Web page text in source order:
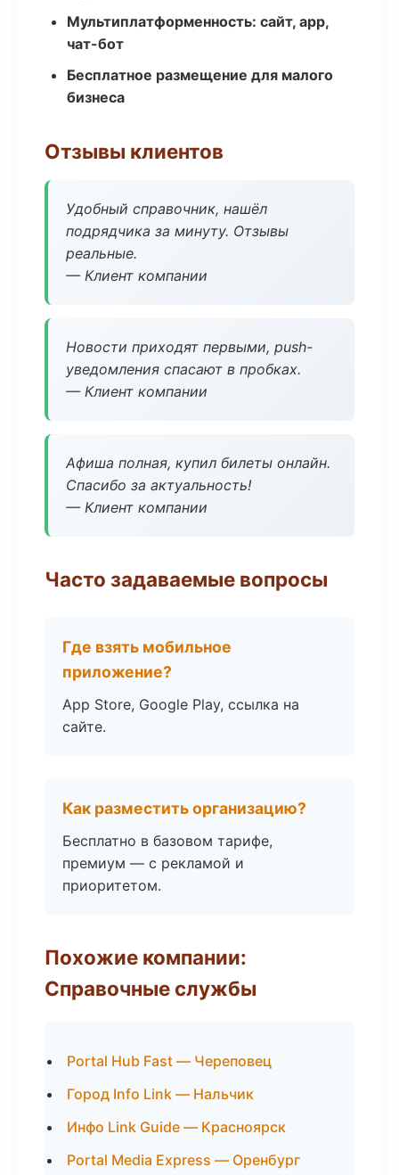
Мультиплатформенность: сайт, app,
чат-бот
Бесплатное размещение для малого
бизнеса
Отзывы клиентов
Удобный справочник, нашёл
подрядчика за минуту. Отзывы
реальные.
— Клиент компании
Новости приходят первыми, push-
уведомления спасают в пробках.
— Клиент компании
Афиша полная, купил билеты онлайн.
Спасибо за актуальность!
— Клиент компании
Часто задаваемые вопросы
Где взять мобильное
приложение?
App Store, Google Play, ссылка на
сайте.
Как разместить организацию?
Бесплатно в базовом тарифе,
премиум — с рекламой и
приоритетом.
Похожие компании:
Справочные службы
Portal Hub Fast — Череповец
Город Info Link — Нальчик
Инфо Link Guide — Красноярск
Portal Media Express — Оренбург